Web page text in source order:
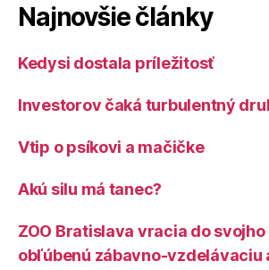
Najnovšie články
Kedysi dostala príležitosť
Investorov čaká turbulentný
Vtip o psíkovi a mačičke
Akú silu má tanec?
ZOO Bratislava vracia do svojho
obľúbenú zábavno-vzdelávaciu